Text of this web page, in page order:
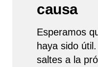
causa
Esperamos
haya sido
saltes a la